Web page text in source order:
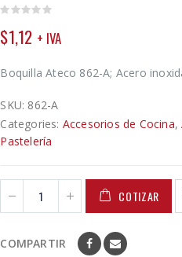
out
of
$1,12 + IVA
Boquilla Ateco 862-A; Acero
SKU: 862-A
Categories: Accesorios de Cocina,
Pastelería
COTIZAR
COMPARTIR